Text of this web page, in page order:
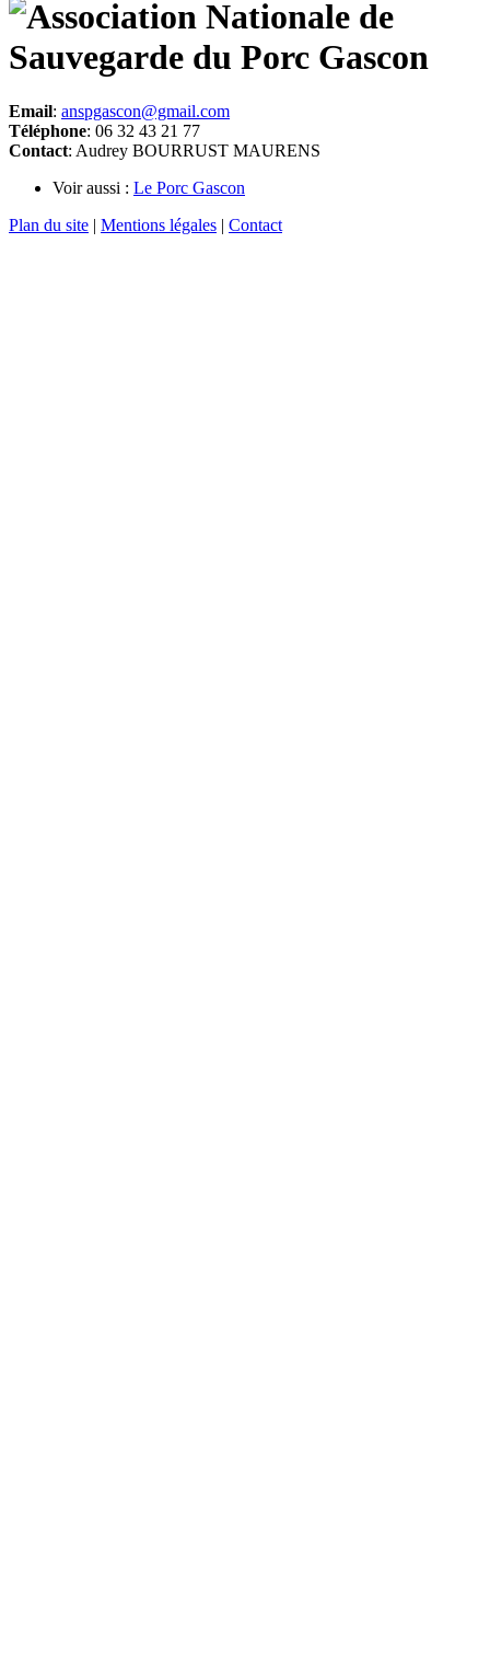
Email: anspgascon@gmail.com
Téléphone: 06 32 43 21 77
Contact: Audrey BOURRUST MAURENS
Voir aussi : Le Porc Gascon
Plan du site | Mentions légales | Contact